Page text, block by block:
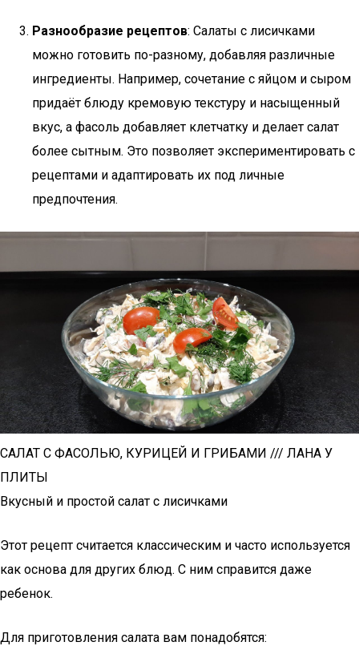
Разнообразие рецептов: Салаты с лисичками
можно готовить по-разному, добавляя различные
ингредиенты. Например, сочетание с яйцом и сыром
придаёт блюду кремовую текстуру и насыщенный
вкус, а фасоль добавляет клетчатку и делает салат
более сытным. Это позволяет экспериментировать с
рецептами и адаптировать их под личные
предпочтения.
САЛАТ С ФАСОЛЬЮ, КУРИЦЕЙ И ГРИБАМИ /// ЛАНА У
ПЛИТЫ
Вкусный и простой салат с лисичками
Этот рецепт считается классическим и часто используется
как основа для других блюд. С ним справится даже
ребенок.
Для приготовления салата вам понадобятся: